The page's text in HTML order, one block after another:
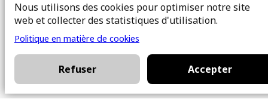
101 Chem. Amherst,
H9W 5Y7
Contact
Nous utilisons des cookies pour optimiser notre site
web et collecter des statistiques d'utilisation.
Politique en matière de cookies
Refuser Accepter